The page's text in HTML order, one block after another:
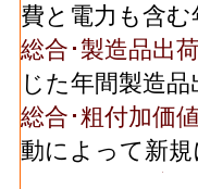
食料品･有形固
末現在高(2016)
飲料煙草飼料･
(2016)
飲料煙草飼料･
費と電力も含
総合･製造品出
じた年間製造品
総合･粗付加価
動によって新